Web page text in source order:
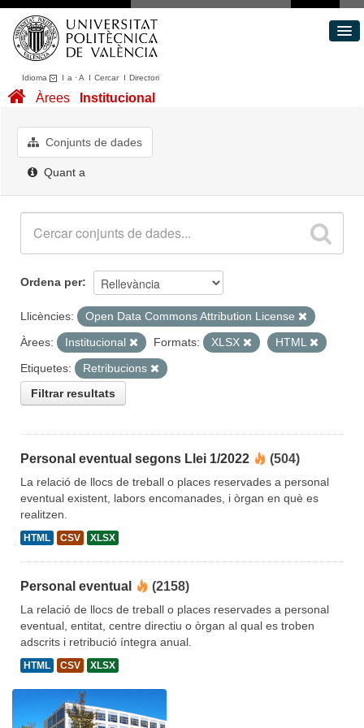
Idioma I a ·A I CercarI Directori
Conjunts de dades
Quant a
Àrees Institucional
Conjunts de dades
Quant a
Ordena per
Llicències:
Open Data Commons Attribution License
Àrees:
Institucional Formats: XLSX
HTML
Etiquetes:
Retribucions
Filtrar resultats
Personal eventual segons Llei 1/2022 (504)
La relació de llocs de treball o places reservades a personal
eventual existent, labors encomanades, i òrgan en què es
realitzen.
HTML CSV XLSX
Personal eventual (2158)
La relació de llocs de treball o places reservades a personal
eventual, entitat, centre directiu o òrgan al qual es troben
adscrits i retribució íntegra anual.
HTML CSV XLSX